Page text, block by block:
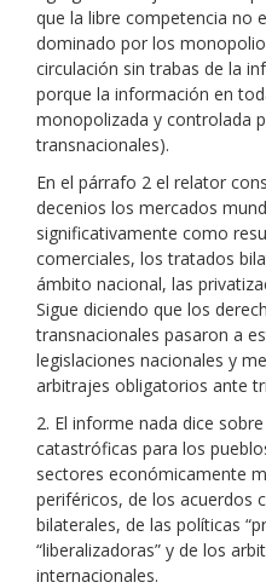
que la libre competencia no
dominado por los
circulación sin trabas de la
porque la información en
monopolizada y controlada
transnacionales).
En el párrafo 2 el relator
decenios los mercados
significativamente como
comerciales, los tratados
ámbito nacional, las
Sigue diciendo que los
transnacionales pasaron a
legislaciones nacionales y
arbitrajes obligatorios ante
2. El informe nada dice
catastróficas para los
sectores económicamente
periféricos, de los acuerdos
bilaterales, de las políticas
“liberalizadoras” y de los
internacionales.